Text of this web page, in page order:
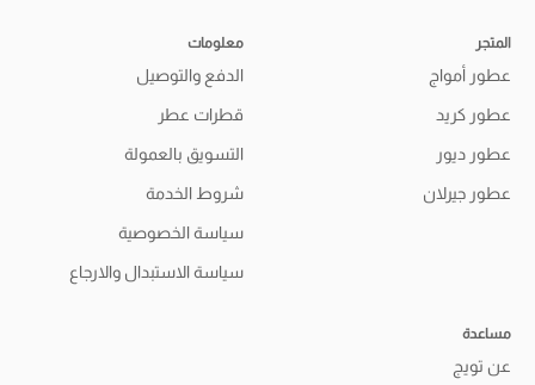
المتجر
عطور أمواج
عطور كريد
عطور ديور
عطور جيرلان
معلومات
الدفع والتوصيل
قطرات عطر
التسويق بالعمولة
شروط الخدمة
سياسة الخصوصية
سياسة الاستبدال والارجاع
مساعدة
عن تويج